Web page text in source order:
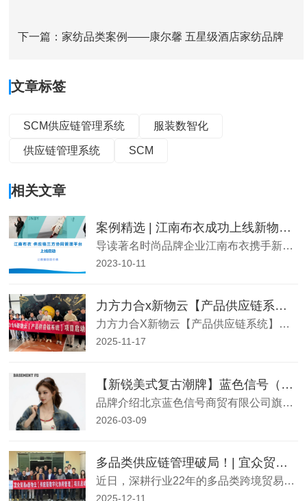
下一篇：家纺品类案例——康尔馨 五星级酒店家纺品牌
文章标签
SCM供应链管理系统 服装数智化
供应链管理系统 SCM
相关文章
案例精选 | 江南布衣成功上线新物云大麦供应链系统
导读著名时尚品牌企业江南布衣携手新物云大麦供应链，联手打造江南布衣供应链三方协同管理平台，并于7月完
2023-10-11
力方力合x新物云【产品供应链系统】项目正式启动！
力方力合X新物云【产品供应链系统】项目正式启动2025年11月14日，供应链软件服务商新物云与李宁品牌专业竞技装备授权运营商力方力合在杭州及上海两地同时举行项目启动会，共同打造面向专业运动装备领域的数字化供应链管理系统。双方高层领导及项目团队出席启动会。此次合作双方将聚焦于力方力合供应链全链路数字化
2025-11-17
【新锐美式复古潮牌】蓝色信号（BASEMENT FG）- 快时尚高频上新供应链数智化建设
品牌介绍北京蓝色信号商贸有限公司旗下核心品牌BASEMENTFG（BF）是国内95后、00后追捧的顶流新锐美式复古潮牌，以仓储式沉浸式门店、高性价比、高频上新为核心特色，线下门店覆盖北京、上海、广州、深圳等核心城市，线上通过社交平台实现品牌传播与流量转化，成为新锐潮牌的标杆。品牌采用“高频上新、多S
2026-03-09
多品类供应链管理破局！| 宜众贸易 × 新物云【供应链数字化协同管理】项目正式启动
近日，深耕行业22年的多品类跨境贸易标杆企业厦门宜众贸易有限公司（以下简称“宜众贸易”）与新物云正式达成合作，共同打造覆盖多产品生态的供应链协同管理平台，双方高层领导、核心项目团队齐聚现场，共同见证这一开启多品类供应链数字化升级的重要时刻。 这一合作将聚焦宜众贸易多
2025-12-11